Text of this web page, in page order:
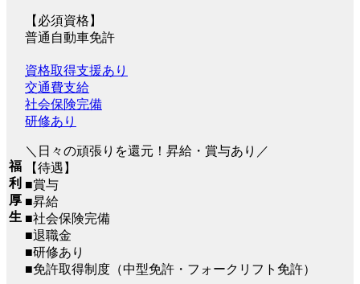
【必須資格】
普通自動車免許
福
利
厚
生
資格取得支援あり
交通費支給
社会保険完備
研修あり
＼日々の頑張りを還元！昇給・賞与あり／
【待遇】
■賞与
■昇給
■社会保険完備
■退職金
■研修あり
■免許取得制度（中型免許・フォークリフト免許）